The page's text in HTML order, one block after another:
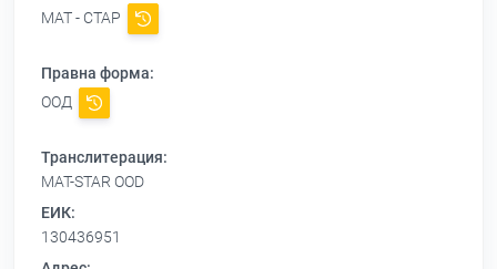
МАТ - СТАР
Правна форма:
ООД
Транслитерация:
MAT-STAR OOD
ЕИК:
130436951